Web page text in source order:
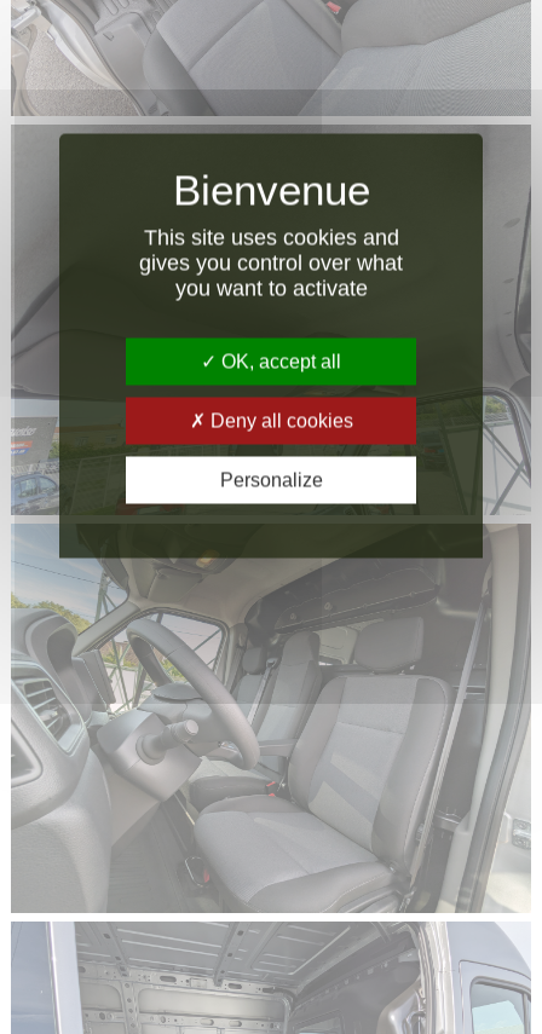
This site uses cookies and
gives you control over what
you want to activate
OK, accept all
Deny all cookies
Personalize